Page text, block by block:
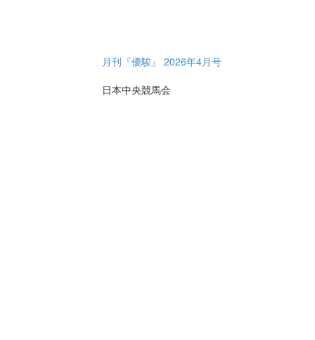
月刊『優駿』 2026年4月号
日本中央競馬会